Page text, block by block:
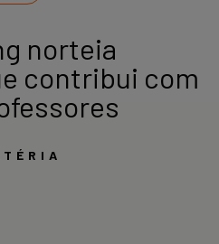
norteia
contribui com